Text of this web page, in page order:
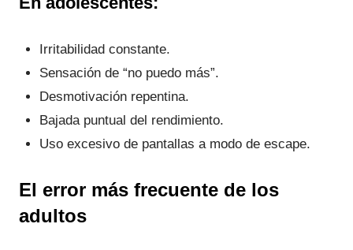
Irritabilidad constante.
Sensación de “no puedo más”.
Desmotivación repentina.
Bajada puntual del rendimiento.
Uso excesivo de pantallas a modo de escape.
El error más frecuente de los
adultos